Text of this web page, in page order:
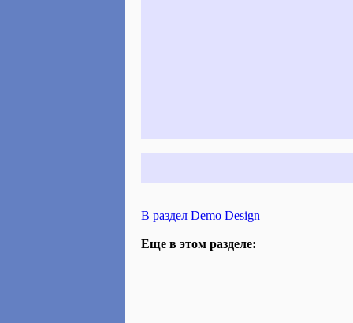
В раздел Demo Design
Еще в этом разделе: